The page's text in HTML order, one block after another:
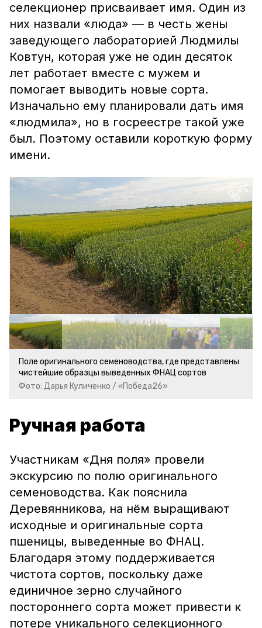
селекционер присваивает имя. Один из
них назвали «люда» — в честь жены
заведующего лабораторией Людмилы
Ковтун, которая уже не один десяток
лет работает вместе с мужем и
помогает выводить новые сорта.
Изначально ему планировали дать имя
«людмила», но в госреестре такой уже
был. Поэтому оставили короткую форму
имени.
Поле оригинального семеноводства, где представлены
чистейшие образцы выведенных ФНАЦ сортов
Фото: Дарья Куличенко / «Победа26»
Ручная работа
Участникам «Дня поля» провели
экскурсию по полю оригинального
семеноводства. Как пояснила
Деревянникова, на нём выращивают
исходные и оригинальные сорта
пшеницы, выведенные во ФНАЦ.
Благодаря этому поддерживается
чистота сортов, поскольку даже
единичное зерно случайного
постороннего сорта может привести к
потере уникального селекционного